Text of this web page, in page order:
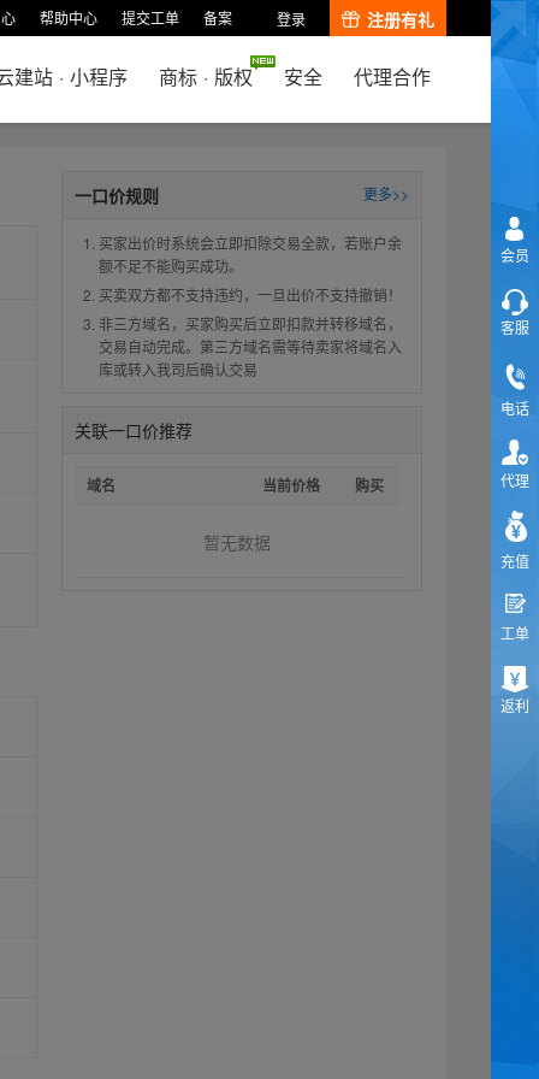
帮助中心 提交工单 备案 登录 注册有礼
建站 · 小程序 商标 · 版权 安全 代理合作
一口价规则 更多>>
买家出价时系统会立即扣除交易全款，若账户余
额不足不能购买成功。
买卖双方都不支持违约，一旦出价不支持撤销！
非三方域名，买家购买后立即扣款并转移域名，
交易自动完成。第三方域名需等待卖家将域名入
库或转入我司后确认交易
关联一口价推荐
域名 当前价格 购买
暂无数据
会员
客服
电话
代理
充值
工单
返利